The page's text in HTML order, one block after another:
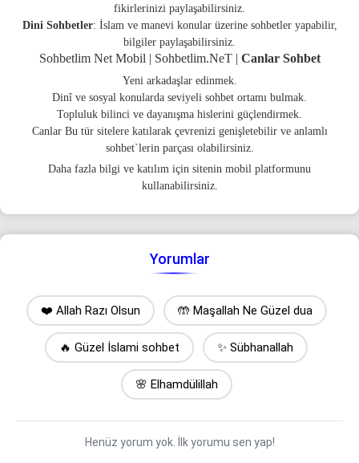
fikirlerinizi paylaşabilirsiniz.
Dini Sohbetler: İslam ve manevi konular üzerine sohbetler yapabilir,
bilgiler paylaşabilirsiniz.
Sohbetlim Net Mobil | Sohbetlim.NeT | Canlar Sohbet
Yeni arkadaşlar edinmek.
Dinî ve sosyal konularda seviyeli sohbet ortamı bulmak.
Topluluk bilinci ve dayanışma hislerini güçlendirmek.
Canlar Bu tür sitelere katılarak çevrenizi genişletebilir ve anlamlı
sohbet`lerin parçası olabilirsiniz.
Daha fazla bilgi ve katılım için sitenin mobil platformunu
kullanabilirsiniz.
Yorumlar
❤️ Allah Razı Olsun 🤲 Maşallah Ne Güzel dua
🔥 Güzel İslami sohbet ✨ Sübhanallah
🌸 Elhamdülillah
Henüz yorum yok. İlk yorumu sen yap!